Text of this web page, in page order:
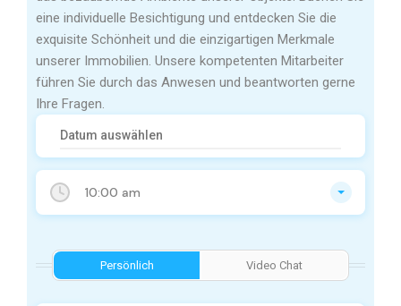
10:00 am
Persönlich Video Chat
eine individuelle Besichtigung und entdecken Sie die
exquisite Schönheit und die einzigartigen Merkmale
unserer Immobilien. Unsere kompetenten Mitarbeiter
führen Sie durch das Anwesen und beantworten gerne
Ihre Fragen.